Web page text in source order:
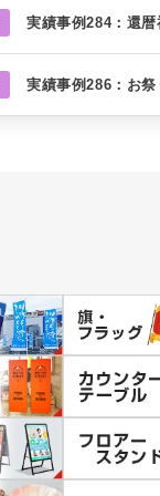
実績事例284：還
実績事例286：お